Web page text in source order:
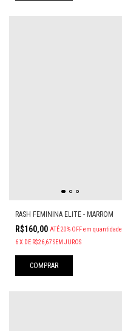
RASH FEMININA ELITE - MARROM
R$160,00 ATÉ 20% OFFem quantidade
6X DE R$26,67SEM JUROS
COMPRAR